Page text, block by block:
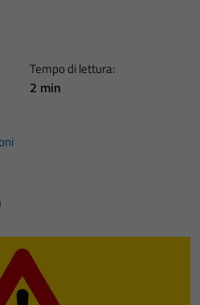
Tempo di lettura:
2 min